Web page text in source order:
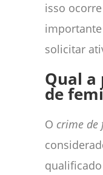
isso
solicitar
Qual a
de
O crime de